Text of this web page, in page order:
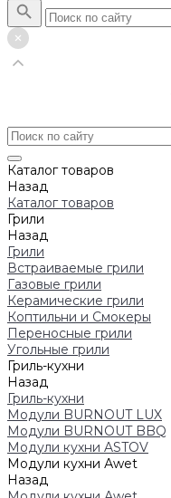
Каталог товаров
Назад
Каталог товаров
Грили
Назад
Грили
Встраиваемые грили
Газовые грили
Керамические грили
Коптильни и Смокеры
Переносные грили
Угольные грили
Гриль-кухни
Назад
Гриль-кухни
Модули BURNOUT LUX
Модули BURNOUT BBQ
Модули кухни ASTOV
Модули кухни Аwet
Назад